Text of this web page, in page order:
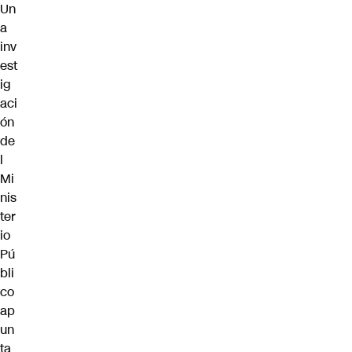
Un
a
inv
est
ig
aci
ón
de
l
Mi
nis
ter
io
Pú
bli
co
ap
un
ta